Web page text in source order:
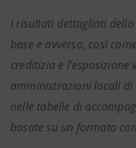
I risultati dettagliati
base e avverso, così
creditizia e l’esposizione
amministrazioni locali
nelle tabelle di
basate su un formato